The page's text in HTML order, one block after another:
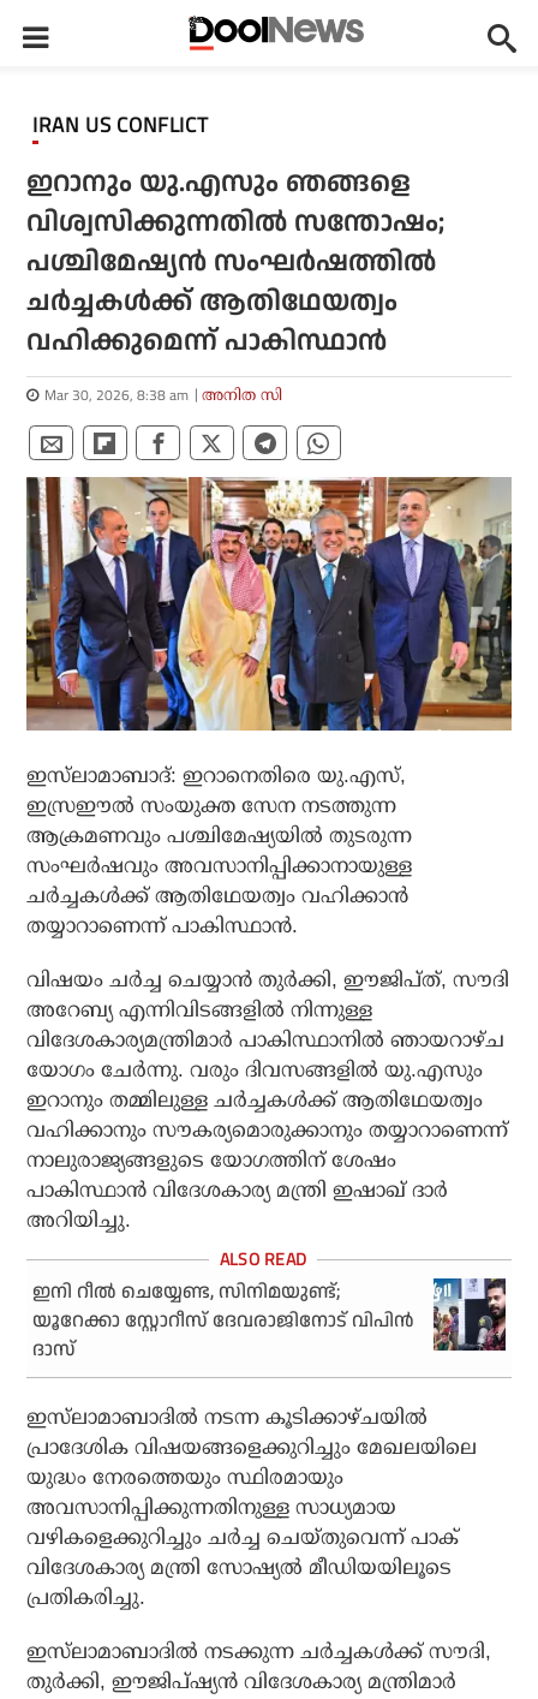
IRAN US CONFLICT
ഇറാനും യു.എസും ഞങ്ങളെ
വിശ്വസിക്കുന്നതില്‍ സന്തോഷം;
പശ്ചിമേഷ്യന്‍ സംഘര്‍ഷത്തില്‍
ചര്‍ച്ചകള്‍ക്ക് ആതിഥേയത്വം
വഹിക്കുമെന്ന് പാകിസ്ഥാന്‍
Mar 30, 2026, 8:38 am അനിത സി
ഇസ്‌ലാമാബാദ്: ഇറാനെതിരെ യു.എസ്,
ഇസ്രഈല്‍ സംയുക്ത സേന നടത്തുന്ന
ആക്രമണവും പശ്ചിമേഷ്യയില്‍ തുടരുന്ന
സംഘര്‍ഷവും അവസാനിപ്പിക്കാനായുള്ള
ചര്‍ച്ചകള്‍ക്ക് ആതിഥേയത്വം വഹിക്കാന്‍
തയ്യാറാണെന്ന് പാകിസ്ഥാന്‍.
വിഷയം ചര്‍ച്ച ചെയ്യാന്‍ തുര്‍ക്കി, ഈജിപ്ത്, സൗദി
അറേബ്യ എന്നിവിടങ്ങളില്‍ നിന്നുള്ള
വിദേശകാര്യമന്ത്രിമാര്‍ പാകിസ്ഥാനില്‍ ഞായറാഴ്ച
യോഗം ചേര്‍ന്നു. വരും ദിവസങ്ങളില്‍ യു.എസും
ഇറാനും തമ്മിലുള്ള ചര്‍ച്ചകള്‍ക്ക് ആതിഥേയത്വം
വഹിക്കാനും സൗകര്യമൊരുക്കാനും തയ്യാറാണെന്ന്
നാലുരാജ്യങ്ങളുടെ യോഗത്തിന് ശേഷം
പാകിസ്ഥാന്‍ വിദേശകാര്യ മന്ത്രി ഇഷാഖ് ദാര്‍
അറിയിച്ചു.
ഇനി റീല്‍ ചെയ്യേണ്ട, സിനിമയുണ്ട്;
യൂറേക്കാ സ്റ്റോറീസ് ദേവരാജിനോട് വിപിന്‍
ദാസ്
ഇസ്‌ലാമാബാദില്‍ നടന്ന കൂടിക്കാഴ്ചയില്‍
പ്രാദേശിക വിഷയങ്ങളെക്കുറിച്ചും മേഖലയിലെ
യുദ്ധം നേരത്തെയും സ്ഥിരമായും
അവസാനിപ്പിക്കുന്നതിനുള്ള സാധ്യമായ
വഴികളെക്കുറിച്ചും ചര്‍ച്ച ചെയ്തുവെന്ന് പാക്
വിദേശകാര്യ മന്ത്രി സോഷ്യല്‍ മീഡിയയിലൂടെ
പ്രതികരിച്ചു.
ഇസ്‌ലാമാബാദില്‍ നടക്കുന്ന ചര്‍ച്ചകള്‍ക്ക് സൗദി,
തുര്‍ക്കി, ഈജിപ്ഷ്യന്‍ വിദേശകാര്യ മന്ത്രിമാര്‍